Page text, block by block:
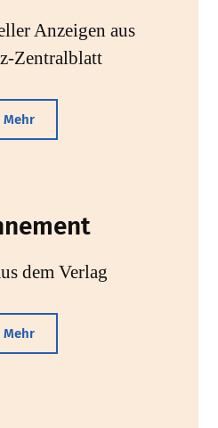
Anzeigen aus
Zentralblatt
Mehr
dem Verlag
Mehr